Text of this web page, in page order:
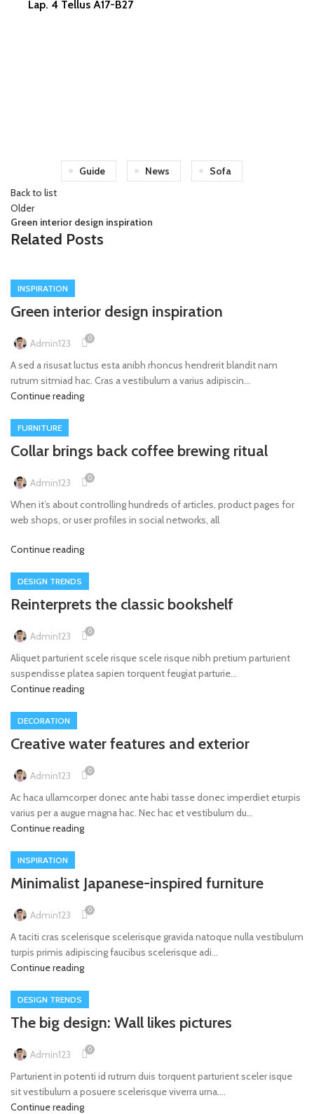
Lap. 4 Tellus A17-B27
Guide News
Sofa
Back to list
Older
Green interior design inspiration
Related Posts
INSPIRATION
Green interior design inspiration
Admin123 0
A sed a risusat luctus esta anibh rhoncus hendrerit blandit nam
rutrum sitmiad hac. Cras a vestibulum a varius adipiscin...
Continue reading
FURNITURE
Collar brings back coffee brewing ritual
Admin123 0
When it’s about controlling hundreds of articles, product pages for
web shops, or user profiles in social networks, all
Continue reading
DESIGN TRENDS
Reinterprets the classic bookshelf
Admin123 0
Aliquet parturient scele risque scele risque nibh pretium parturient
suspendisse platea sapien torquent feugiat parturie...
Continue reading
DECORATION
Creative water features and exterior
Admin123 0
Ac haca ullamcorper donec ante habi tasse donec imperdiet eturpis
varius per a augue magna hac. Nec hac et vestibulum du...
Continue reading
INSPIRATION
Minimalist Japanese-inspired furniture
Admin123 0
A taciti cras scelerisque scelerisque gravida natoque nulla vestibulum
turpis primis adipiscing faucibus scelerisque adi...
Continue reading
DESIGN TRENDS
The big design: Wall likes pictures
Admin123 0
Parturient in potenti id rutrum duis torquent parturient sceler isque
sit vestibulum a posuere scelerisque viverra urna....
Continue reading